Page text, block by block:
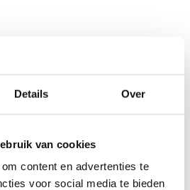
Details Over
van cookies
content en advertenties te
voor social media te bieden
€60